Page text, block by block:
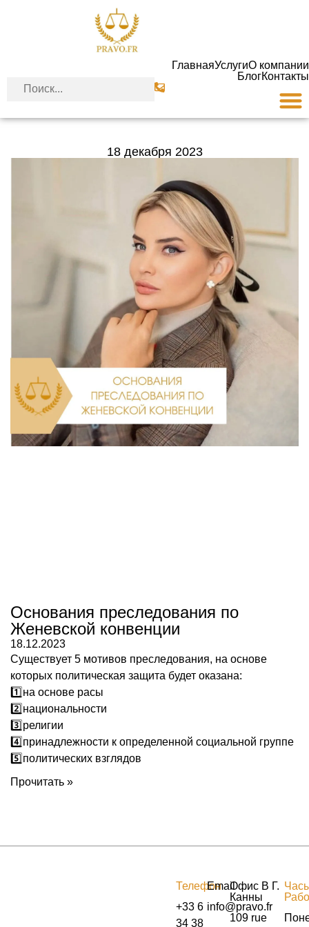
ГлавнаяУслугиО компании
БлогКонтакты
18 декабря 2023
Основания преследования по
Женевской конвенции
18.12.2023
Существует 5 мотивов преследования, на основе
которых политическая защита будет оказана:
1️⃣на основе расы
2️⃣национальности
3️⃣религии
4️⃣принадлежности к определенной социальной группе
5️⃣политических взглядов
Прочитать »
Телефон
+33 6
34 38
Email
info@pravo.fr
Офис В Г.
Канны
109 rue